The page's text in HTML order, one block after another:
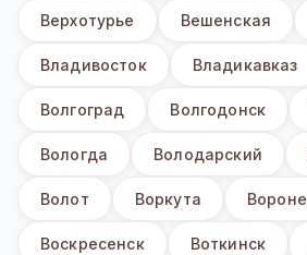
Верхотурье Вешенская
Владивосток Владикавказ
Волгоград Волгодонск
Вологда Володарский
Волот Воркута
Воскресенск Воткинск